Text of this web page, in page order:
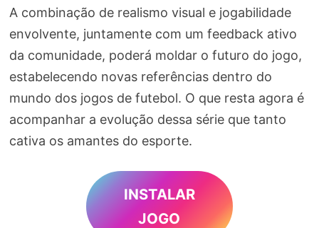
A combinação de realismo visual e jogabilidade
envolvente, juntamente com um feedback ativo
da comunidade, poderá moldar o futuro do jogo,
estabelecendo novas referências dentro do
mundo dos jogos de futebol. O que resta agora é
acompanhar a evolução dessa série que tanto
cativa os amantes do esporte.
INSTALAR
JOGO